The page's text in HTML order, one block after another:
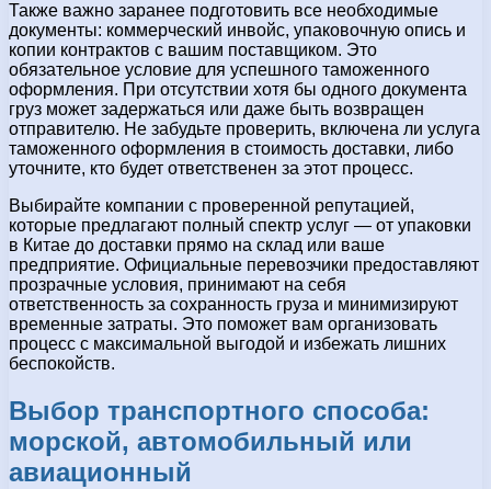
Также важно заранее подготовить все необходимые
документы: коммерческий инвойс, упаковочную опись и
копии контрактов с вашим поставщиком. Это
обязательное условие для успешного таможенного
оформления. При отсутствии хотя бы одного документа
груз может задержаться или даже быть возвращен
отправителю. Не забудьте проверить, включена ли услуга
таможенного оформления в стоимость доставки, либо
уточните, кто будет ответственен за этот процесс.
Выбирайте компании с проверенной репутацией,
которые предлагают полный спектр услуг — от упаковки
в Китае до доставки прямо на склад или ваше
предприятие. Официальные перевозчики предоставляют
прозрачные условия, принимают на себя
ответственность за сохранность груза и минимизируют
временные затраты. Это поможет вам организовать
процесс с максимальной выгодой и избежать лишних
беспокойств.
Выбор транспортного способа:
морской, автомобильный или
авиационный